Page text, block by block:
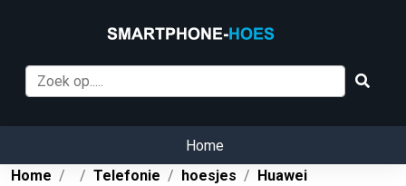
Home
Home
Telefonie hoesjes
Huawei